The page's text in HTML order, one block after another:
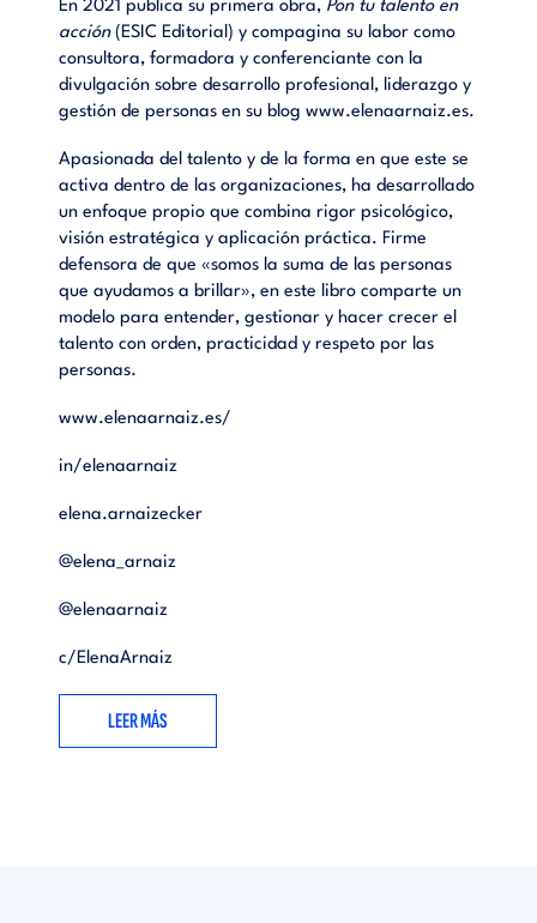
En 2021 publica su primera obra, Pon tu talento en
acción(ESIC Editorial) y compagina su labor como
consultora, formadora y conferenciante con la
divulgación sobre desarrollo profesional, liderazgo y
gestión de personas en su blog www.elenaarnaiz.es.
Apasionada del talento y de la forma en que este se
activa dentro de las organizaciones, ha desarrollado
un enfoque propio que combina rigor psicológico,
visión estratégica y aplicación práctica. Firme
defensora de que «somos la suma de las personas
que ayudamos a brillar», en este libro comparte un
modelo para entender, gestionar y hacer crecer el
talento con orden, practicidad y respeto por las
personas.
www.elenaarnaiz.es/
in/elenaarnaiz
elena.arnaizecker
@elena_arnaiz
@elenaarnaiz
c/ElenaArnaiz
LEER MÁS